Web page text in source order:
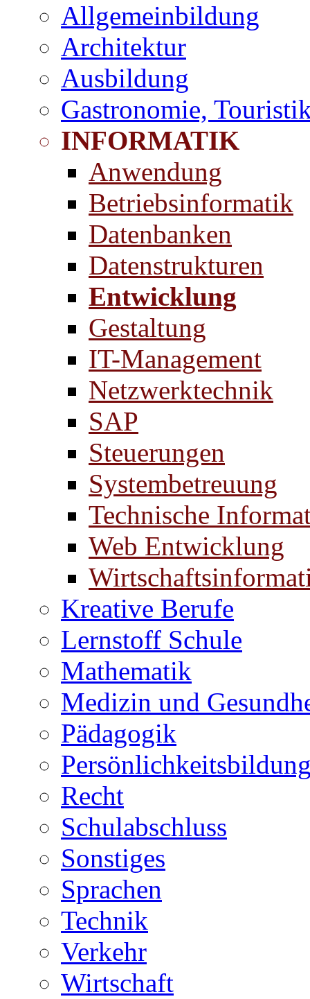
Allgemeinbildung
Architektur
Ausbildung
Gastronomie,
INFORMATIK
Anwendung
Betriebsinformatik
Datenbanken
Datenstrukturen
Entwicklung
Gestaltung
IT-Management
Netzwerktechnik
SAP
Steuerungen
Systembetreuung
Technische
Web Entwicklung
Kreative Berufe
Lernstoff Schule
Mathematik
Medizin und
Pädagogik
Recht
Schulabschluss
Sonstiges
Sprachen
Technik
Verkehr
Wirtschaft